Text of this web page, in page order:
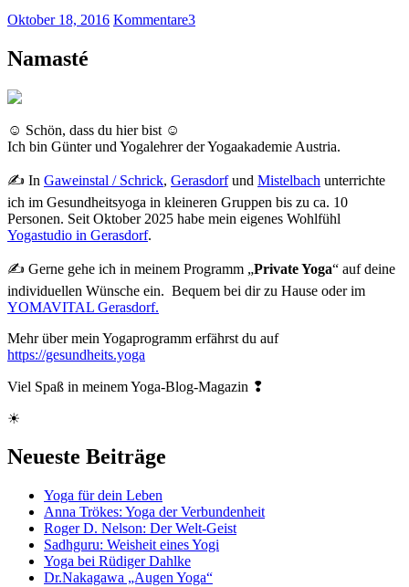
Oktober 18, 2016 Kommentare3
Namasté
☺ Schön, dass du hier bist ☺
Ich bin Günter und Yogalehrer der Yogaakademie Austria.
✍ In Gaweinstal / Schrick, Gerasdorfund Mistelbach unterrichte
ich im Gesundheitsyoga in kleineren Gruppen bis zu ca. 10
Personen. Seit Oktober 2025 habe mein eigenes Wohlfühl
Yogastudio in Gerasdorf.
✍ Gerne gehe ich in meinem Programm „Private Yoga“ auf deine
individuellen Wünsche ein. Bequem bei dir zu Hause oder im
YOMAVITAL Gerasdorf.
Mehr über mein Yogaprogramm erfährst du auf
https://gesundheits.yoga
Viel Spaß in meinem Yoga-Blog-Magazin ❢
☀
Neueste Beiträge
Yoga für dein Leben
Anna Trökes: Yoga der Verbundenheit
Roger D. Nelson: Der Welt-Geist
Sadhguru: Weisheit eines Yogi
Yoga bei Rüdiger Dahlke
Dr.Nakagawa „Augen Yoga“